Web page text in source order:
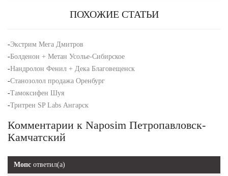
ПОХОЖИЕ СТАТЬИ
-Экстрим Мега Дмитров
-Болденон + Метан Усолье-Сибирское
-Нандролон Фенил + Дека Благовещенск
-Станозолол продажа Оренбург
-Тамоксифен Шуя
-Тритрен SP Labs Ангарск
Комментарии к Naposim Петропавловск-
Камчатский
Мопс ответил(а)